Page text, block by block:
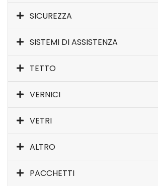
SICUREZZA
SISTEMI DI ASSISTENZA
TETTO
VERNICI
VETRI
ALTRO
PACCHETTI